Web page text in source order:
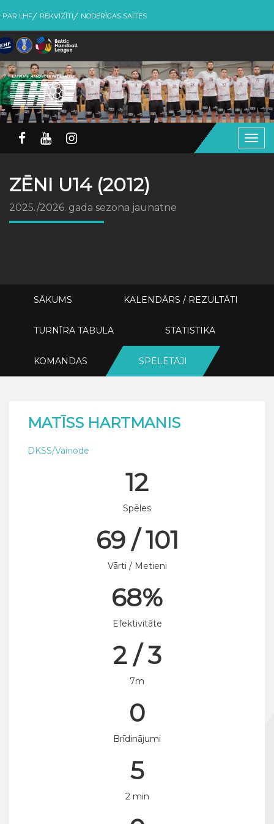
PAR LHF REKVIZĪTI NODERĪGAS SAITES
ZĒNI U14 (2012)
2025./2026. gada sezona jaunatne
SĀKUMS KALENDĀRS / REZULTĀTI
TURNĪRA TABULA STATISTIKA
KOMANDAS SPĒLĒTĀJI
MATĪSS HARTMANIS
DKSS/Vaiņode
12
Spēles
69 / 101
Vārti / Metieni
68%
Efektivitāte
2 / 3
7m
0
Brīdinājumi
5
2 min